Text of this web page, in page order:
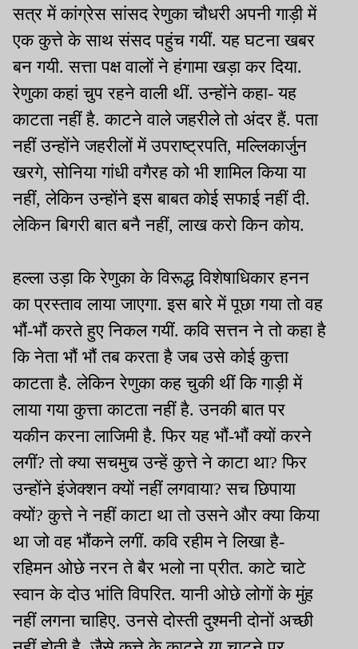
सत्र में कांग्रेस सांसद रेणुका चौधरी अपनी गाड़ी में
एक कुत्ते के साथ संसद पहुंच गयीं. यह घटना खबर
बन गयी. सत्ता पक्ष वालों ने हंगामा खड़ा कर दिया.
रेणुका कहां चुप रहने वाली थीं. उन्होंने कहा- यह
काटता नहीं है. काटने वाले जहरीले तो अंदर हैं. पता
नहीं उन्होंने जहरीलों में उपराष्ट्रपति, मल्लिकार्जुन
खरगे, सोनिया गांधी वगैरह को भी शामिल किया या
नहीं, लेकिन उन्होंने इस बाबत कोई सफाई नहीं दी.
लेकिन बिगरी बात बनै नहीं, लाख करो किन कोय.
हल्ला उड़ा कि रेणुका के विरूद्ध विशेषाधिकार हनन
का प्रस्ताव लाया जाएगा. इस बारे में पूछा गया तो वह
भौं-भौं करते हुए निकल गयीं. कवि सत्तन ने तो कहा है
कि नेता भौं भौं तब करता है जब उसे कोई कुत्ता
काटता है. लेकिन रेणुका कह चुकी थीं कि गाड़ी में
लाया गया कुत्ता काटता नहीं है. उनकी बात पर
यकीन करना लाजिमी है. फिर यह भौं-भौं क्यों करने
लगीं? तो क्या सचमुच उन्हें कुत्ते ने काटा था? फिर
उन्होंने इंजेक्शन क्यों नहीं लगवाया? सच छिपाया
क्यों? कुत्ते ने नहीं काटा था तो उसने और क्या किया
था जो वह भौंकने लगीं. कवि रहीम ने लिखा है-
रहिमन ओछे नरन ते बैर भलो ना प्रीत. काटे चाटे
स्वान के दोउ भांति विपरित. यानी ओछे लोगों के मुंह
नहीं लगना चाहिए. उनसे दोस्ती दुश्मनी दोनों अच्छी